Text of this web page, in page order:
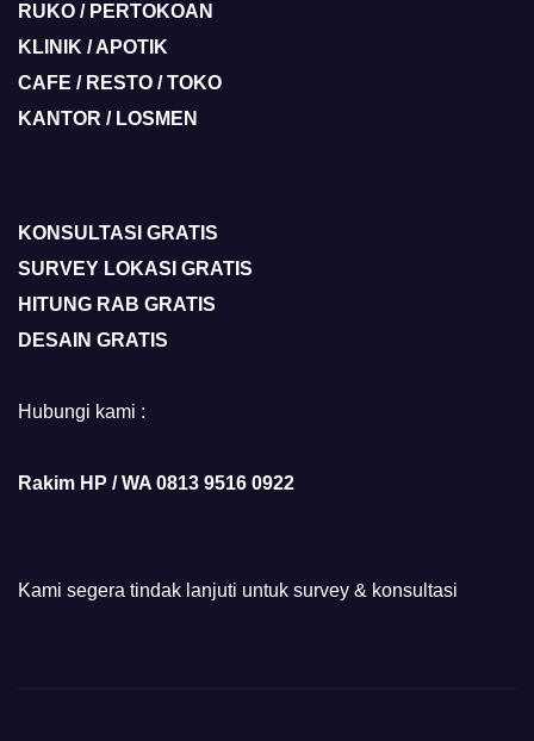
RUKO / PERTOKOAN
KLINIK / APOTIK
CAFE / RESTO / TOKO
KANTOR / LOSMEN
KONSULTASI GRATIS
SURVEY LOKASI GRATIS
HITUNG RAB GRATIS
DESAIN GRATIS
Hubungi kami :
Rakim HP / WA 0813 9516 0922
Kami segera tindak lanjuti untuk survey & konsultasi